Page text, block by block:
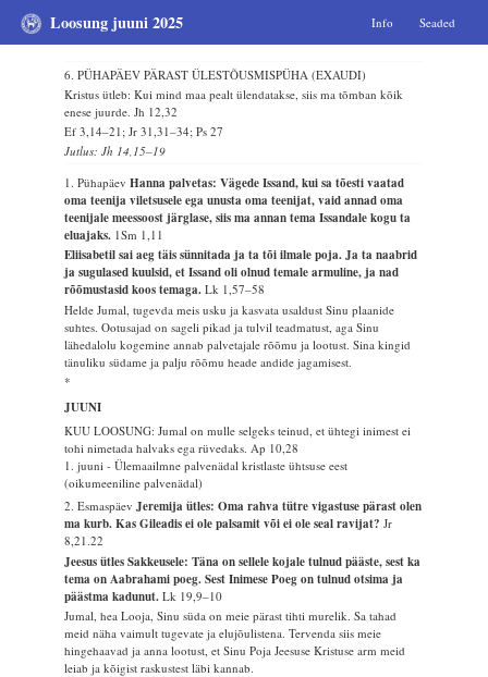
Loosung juuni 2025 Info Seaded
6. PÜHAPÄEV PÄRAST ÜLESTÕUSMISPÜHA (EXAUDI)
Kristus ütleb: Kui mind maa pealt ülendatakse, siis ma tõmban kõik
enese juurde.Jh 12,32
Ef 3,14–21; Jr 31,31–34; Ps 27
Jutlus: Jh 14,15–19
1. PühapäevHanna palvetas: Vägede Issand, kui sa tõesti vaatad
oma teenija viletsusele ega unusta oma teenijat, vaid annad oma
teenijale meessoost järglase, siis ma annan tema Issandale kogu ta
eluajaks. 1Sm 1,11
Eliisabetil sai aeg täis sünnitada ja ta tõi ilmale poja. Ja ta naabrid
ja sugulased kuulsid, et Issand oli olnud temale armuline, ja nad
rõõmustasid koos temaga.Lk 1,57–58
Helde Jumal, tugevda meis usku ja kasvata usaldust Sinu plaanide
suhtes. Ootusajad on sageli pikad ja tulvil teadmatust, aga Sinu
lähedalolu kogemine annab palvetajale rõõmu ja lootust. Sina kingid
tänuliku südame ja palju rõõmu heade andide jagamisest.
*
JUUNI
KUU LOOSUNG: Jumal on mulle selgeks teinud, et ühtegi inimest ei
tohi nimetada halvaks ega rüvedaks. Ap 10,28
1. juuni - Ülemaailmne palvenädal kristlaste ühtsuse eest
(oikumeeniline palvenädal)
2. EsmaspäevJeremija ütles: Oma rahva tütre vigastuse pärast olen
ma kurb. Kas Gileadis ei ole palsamit või ei ole seal ravijat?Jr
8,21.22
Jeesus ütles Sakkeusele: Täna on sellele kojale tulnud pääste, sest ka
tema on Aabrahami poeg. Sest Inimese Poeg on tulnud otsima ja
päästma kadunut.Lk 19,9–10
Jumal, hea Looja, Sinu süda on meie pärast tihti murelik. Sa tahad
meid näha vaimult tugevate ja elujõulistena. Tervenda siis meie
hingehaavad ja anna lootust, et Sinu Poja Jeesuse Kristuse arm meid
leiab ja kõigist raskustest läbi kannab.